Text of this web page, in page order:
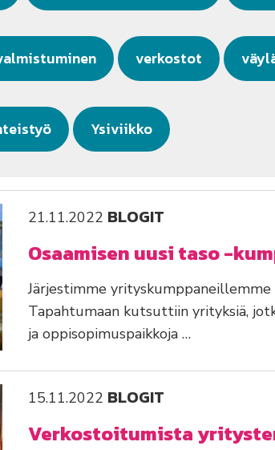
verkostot
Ysiviikko
21.11.2022 BLOGIT
Osaamisen uusi taso -
Järjestimme
Tapahtumaan kutsuttiin yrityksiä,
ja oppisopimuspaikkoja …
15.11.2022 BLOGIT
Verkostoitumista